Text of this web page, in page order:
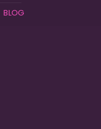
BLOG